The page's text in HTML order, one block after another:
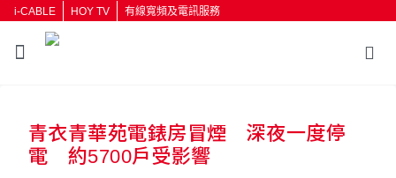
i-CABLE HOY TV 有線寬頻及電訊服務
按輸入鍵開始搜尋
青衣青華苑電錶房冒煙 深夜一度停
電 約5700戶受影響